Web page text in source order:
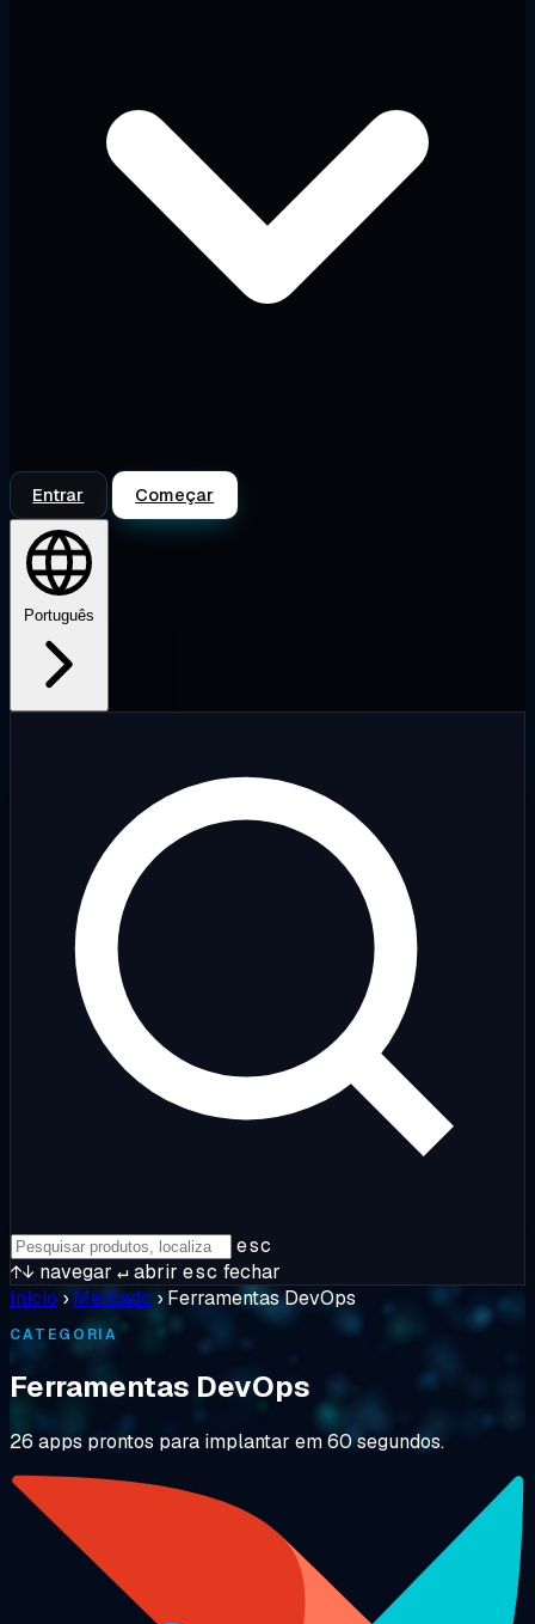
Entrar Começar
Português
esc
↑↓ navegar ↵abrir esc fechar
Início › Mercado › Ferramentas DevOps
CATEGORIA
Ferramentas DevOps
26 apps prontos para implantar em 60 segundos.